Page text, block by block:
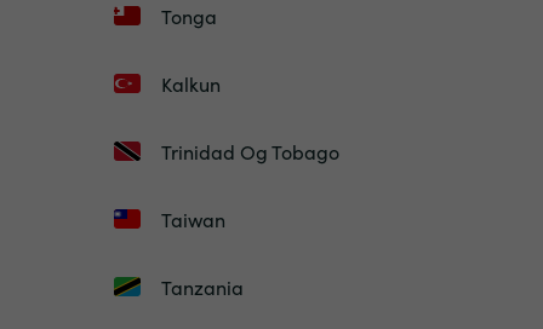
Tonga
Kalkun
Trinidad Og Tobago
Taiwan
Tanzania